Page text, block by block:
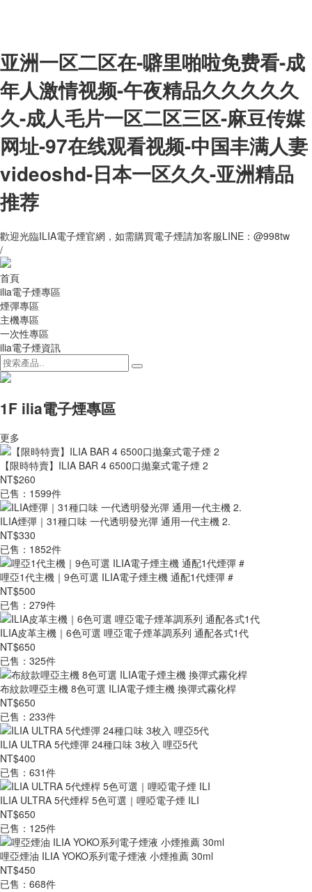
亚洲一区二区在-噼里啪啦免费看-成
年人激情视频-午夜精品久久久久久
久-成人毛片一区二区三区-麻豆传媒
网址-97在线观看视频-中国丰满人妻
videoshd-日本一区久久-亚洲精品
推荐
歡迎光臨ILIA電子煙官網，如需購買電子煙請加客服LINE：@998tw
/
首頁
ilia電子煙專區
煙彈專區
主機專區
一次性專區
ilia電子煙資訊
1F ilia電子煙專區
更多
【限時特賣】ILIA BAR 4 6500口拋棄式電子煙 2
NT$260
已售：1599件
ILIA煙彈｜31種口味 一代透明發光彈 通用一代主機 2.
NT$330
已售：1852件
哩亞1代主機｜9色可選 ILIA電子煙主機 通配1代煙彈 #
NT$500
已售：279件
ILIA皮革主機｜6色可選 哩亞電子煙革調系列 通配各式1代
NT$650
已售：325件
布紋款哩亞主機 8色可選 ILIA電子煙主機 換彈式霧化桿
NT$650
已售：233件
ILIA ULTRA 5代煙彈 24種口味 3枚入 哩亞5代
NT$400
已售：631件
ILIA ULTRA 5代煙桿 5色可選｜哩啞電子煙 ILI
NT$650
已售：125件
哩亞煙油 ILIA YOKO系列電子煙液 小煙推薦 30ml
NT$450
已售：668件